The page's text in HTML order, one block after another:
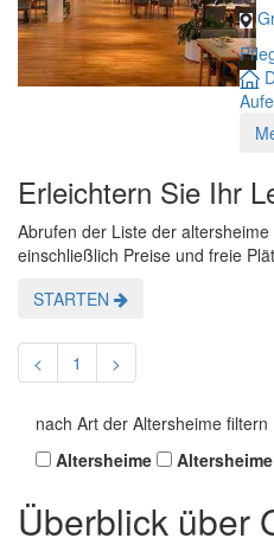
Erleichtern Sie Ihr
Abrufen der Liste der
einschließlich Preise und freie
STARTEN
< 1 >
nach Art der Altersheime filtern
Altersheime
Überblick über